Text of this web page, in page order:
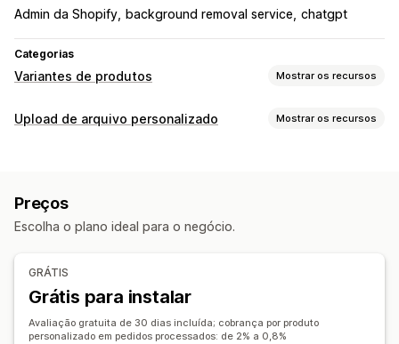
Admin da Shopify background removal service chatgpt
Categorias
Variantes de produtos Mostrar os recursos
Personalização
Texto personalizado
CSS personalizado
HTML personalizado
Importação e exportação
Preços em massa Preços condicionais
Upload de arquivo personalizado Mostrar os recursos
Regras personalizadas
Recorte de imagem
Otimização de imagens
Fonte personalizada
Pré-visualização Importação e exportação
Preços
Escolha o plano ideal para o negócio.
GRÁTIS
Grátis para instalar
Avaliação gratuita de 30 dias incluída; cobrança por produto
personalizado em pedidos processados: de 2% a 0,8%